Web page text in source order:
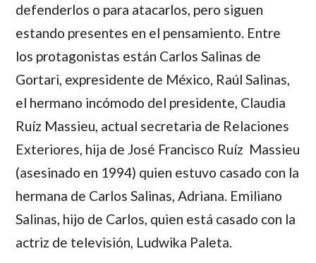
defenderlos o para atacarlos, pero siguen
estando presentes en el pensamiento. Entre
los protagonistas están Carlos Salinas de
Gortari, expresidente de México, Raúl Salinas,
el hermano incómodo del presidente, Claudia
Ruíz Massieu, actual secretaria de Relaciones
Exteriores, hija de José Francisco Ruíz Massieu
(asesinado en 1994) quien estuvo casado con la
hermana de Carlos Salinas,Adriana. Emiliano
Salinas, hijo de Carlos, quien está casado con la
actriz de televisión, Ludwika Paleta.